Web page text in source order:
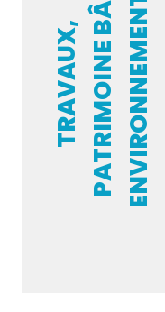
T
R
A
V
A
U
X
,
P
A
T
R
I
M
O
I
N
E
B
Â
T
I,
E
N
V
I
R
O
N
N
E
M
E
N
E T
D
V
P
T
D
U
R
A
B
L